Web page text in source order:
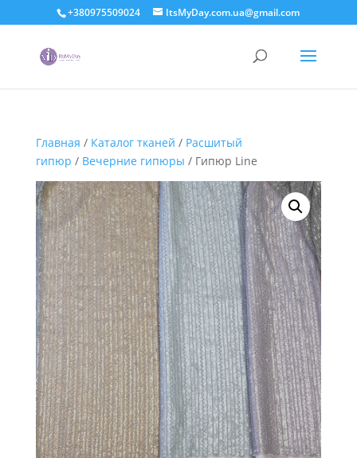
+380975509024 ItsMyDay.com.ua@gmail.com
Главная / Каталог тканей / Расшитый
гипюр / Вечерние гипюры / Гипюр Line